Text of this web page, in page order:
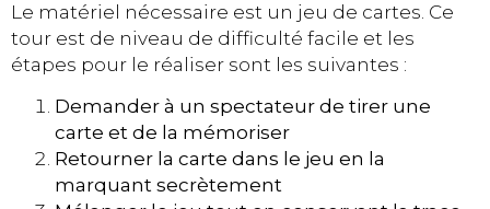
Le matériel nécessaire est un jeu de cartes. Ce
tour est de niveau de difficulté facile et les
étapes pour le réaliser sont les suivantes :
Demander à un spectateur de tirer une
carte et de la mémoriser
Retourner la carte dans le jeu en la
marquant secrètement